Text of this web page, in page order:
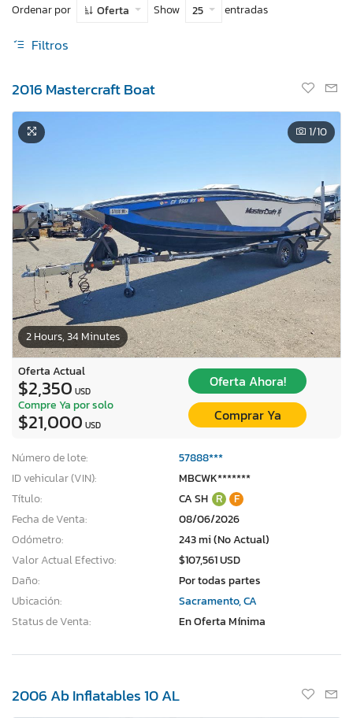
Ordenar por
Oferta Show 25 entradas
Filtros
2016 Mastercraft Boat
2 Hours, 34 Minutes
1/10
Oferta Actual
$2,350 USD
Oferta Ahora!
Compre Ya por solo
$21,000 USD
Comprar Ya
Número de lote:
57888***
ID vehicular (VIN):
MBCWK*******
Título:
CA SH R
F
Fecha de Venta:
08/06/2026
Odómetro:
243 mi (No Actual)
Valor Actual Efectivo:
$107,561 USD
Daño:
Por todas partes
Ubicación:
Sacramento, CA
Status de Venta:
En Oferta Mínima
2006 Ab Inflatables 10 AL